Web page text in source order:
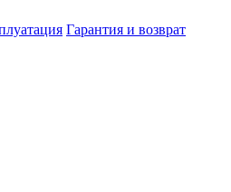
Гарантия и возврат